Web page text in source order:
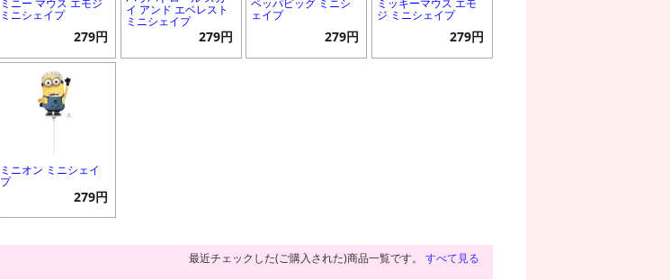
ミニー マウス エモジ
ミニシェイプ
279円
イ アンド エベレスト
ミニシェイプ
279円
ペッパピッグ ミニシ
ェイプ
279円
ミッキーマウス エモ
ジ ミニシェイプ
279円
ミニオン ミニシェイ
プ
279円
最近チェックした(ご購入された)商品一覧です。 すべて見る